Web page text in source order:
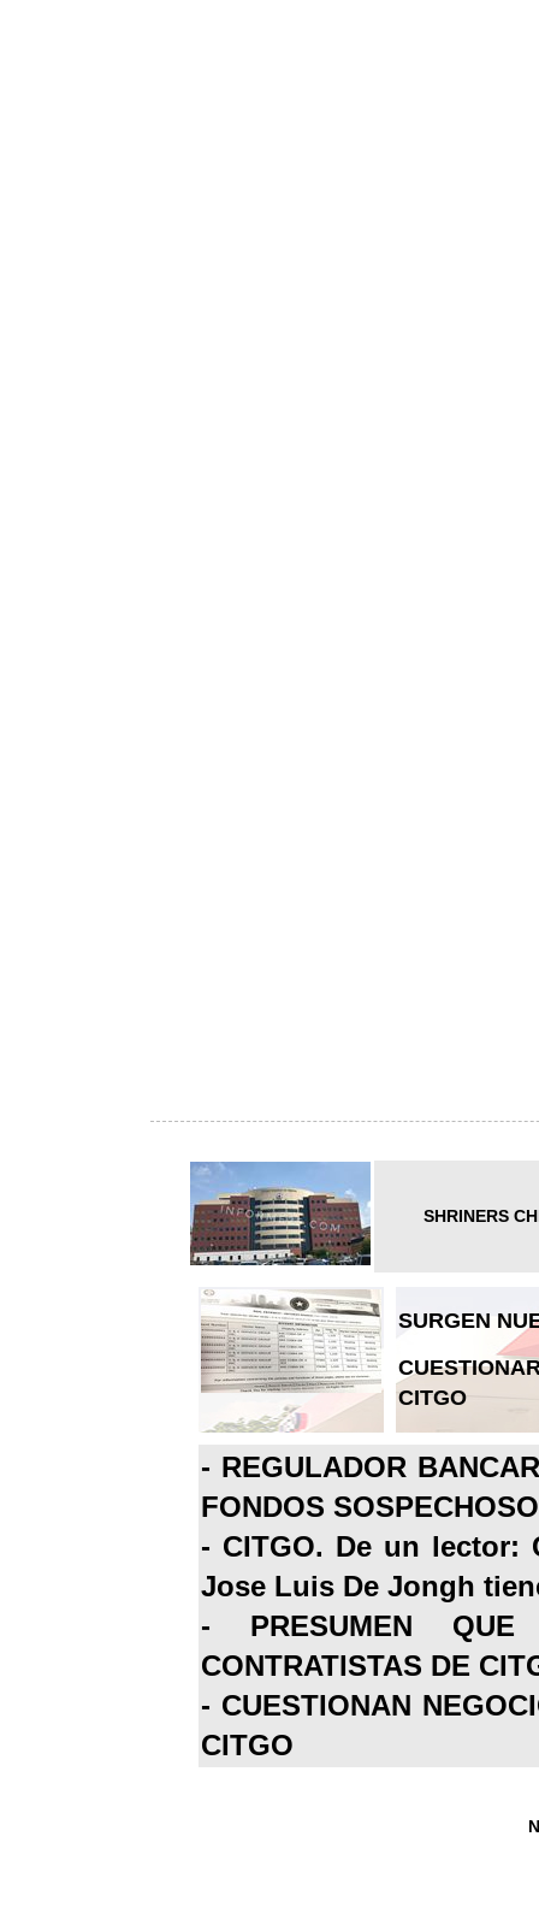
SHRINERS
SURGEN
CITGO
- REGULADOR
FONDOS
- CITGO. De un lector:
Jose Luis De Jongh
- PRESUMEN
CONTRATISTAS DE
- CUESTIONAN
CITGO